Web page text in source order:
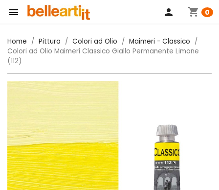
 shopping_cart 0
person
Home Pittura Colori ad Olio
Maimeri - Classico
Colori ad Olio Maimeri Classico Giallo Permanente Limone
(112)